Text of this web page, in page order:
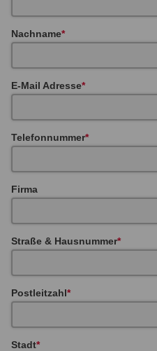
Nachname
E-Mail Adresse
Telefonnummer
Firma
Straße & Hausnummer
Postleitzahl
Stadt